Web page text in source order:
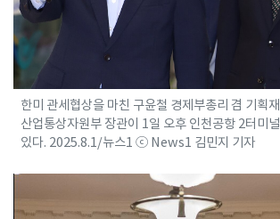
한미 관세협상을 마친 구윤철 경제부총리 겸 기획
산업통상자원부 장관이 1일 오후 인천공항 2터미
있다. 2025.8.1/뉴스1 ⓒ News1 김민지 기자